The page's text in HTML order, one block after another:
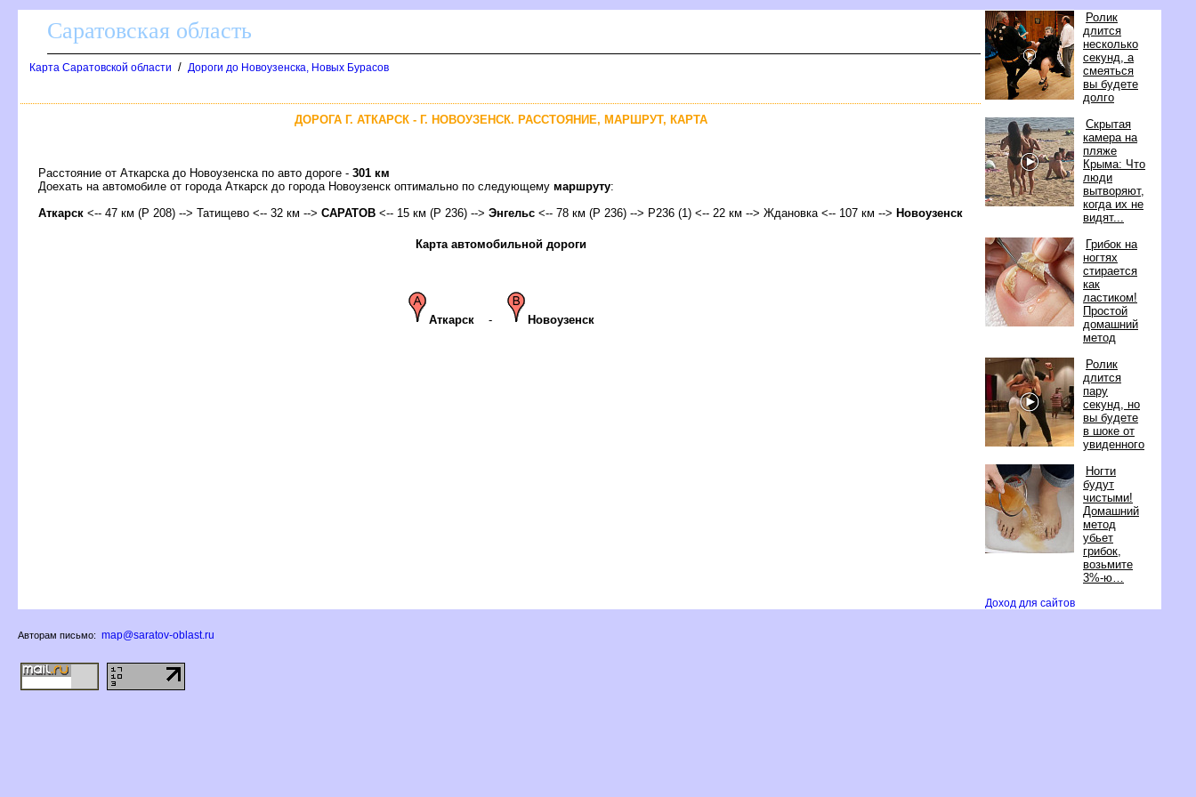
Ролик
длится
несколько
секунд, а
смеяться
ы будете
долго
Скрытая
камера на
пляже
Крыма: Что
люди
ытворяют,
когда их не
идят...
Грибок на
ногтях
стирается
как
ластиком!
Простой
домашний
метод
Ролик
длится
пару
секунд, но
ы будете
шоке от
увиденного
Ногти
удут
чистыми!
Домашний
метод
убьет
рибок,
озьмите
3%-ю
Доход для сайто
Саратовская область
Карта Саратовской области / Дороги до Новоузенска, Новых Бурасо
ДОРОГА Г. АТКАРСК - Г. НОВОУЗЕНСК. РАССТОЯНИЕ, МАРШРУТ, КАРТА
Расстояние от Аткарска до Новоузенска по авто дороге - 301 км
Доехать на автомобиле от города Аткарск до города Новоузенск оптимально по следующему маршруту:
Аткарск <-- 47 км (Р 208) --> Татищево <-- 32 км --> САРАТО <-- 15 км (Р 236) --> Энгельс <-- 78 км (Р 236) --> Р236 (1) <-- 22 км --> Ждановка <-- 107 км --> Новоузенск
Карта автомобильной дороги
Аткарск- Новоузенск
Авторам письмо: map@saratov-oblast.ru